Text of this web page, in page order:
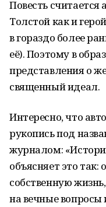
Повесть
Толстой как и
в гораздо более
её). Поэтому в
представления о
священный идеал.
Интересно, что
рукопись под
журналом:
объясняет это так:
собственную
на вечные вопросы